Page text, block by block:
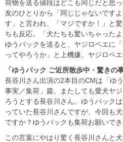
荷物を送る値段はどこも同じだと思
友のひとりから「同じじゃないです
す」と言われ、「マジですか！」と
ちも反応。「犬たちも驚いちゃった
ゆうパックを送ると、ヤジロベエに
ってやろうか」と上機嫌。ヤジロベ
「ゆうパック ご近所散歩中・驚きの
長谷川さん出演の2本目のCMは「ゆ
事実／集荷」篇。またしても愛犬ヤ
ろうとする長谷川さん。ゆうパック
っていた長谷川さんですが、今回も
ですか？ゆうパックも集荷お願いで
この言葉にやはり驚く長谷川さんと